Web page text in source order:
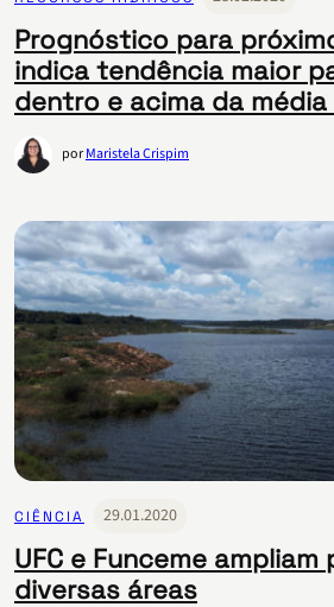
Prognóstico para
indica tendência maior
dentro e acima da média
porMaristela Crispim
CIÊNCIA 29.01.2020
UFC e Funceme ampliam
diversas áreas